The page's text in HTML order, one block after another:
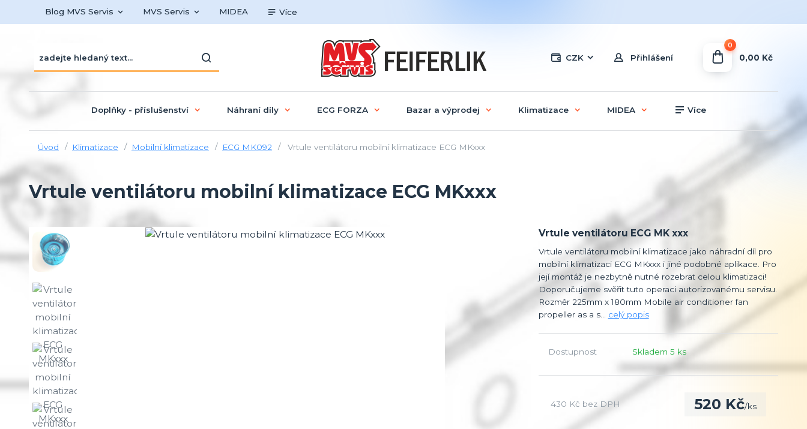
Blog MVS Servis MVS Servis MIDEA Více
CZK Přihlášení
0
0,00 Kč
Doplňky - příslušenství Náhraní díly ECG FORZA Bazar a výprodej Klimatizace MIDEA Více
Úvod Klimatizace Mobilní klimatizace ECG MK092 Vrtule ventilátoru mobilní klimatizace ECG MKxxx
Vrtule ventilátoru mobilní klimatizace ECG MKxxx
Vrtule ventilátoru ECG MK xxx
Vrtule ventilátoru mobilní klimatizace jako náhradní díl pro
mobilní klimatizaci ECG MKxxx i jiné podobné aplikace. Pro
její montáž je nezbytně nutné rozebrat celou klimatizaci!
Doporučujeme svěřit tuto operaci autorizovanému servisu.
Rozměr 225mm x 180mm Mobile air conditioner fan
propeller as a s... celý popis
Dostupnost Skladem 5 ks
520 Kč/ks
430 Kč bez DPH